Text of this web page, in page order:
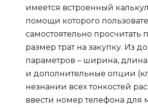
имеется встроенный
помощи которого
самостоятельно просчитать
размер трат на закупку. Из
параметров – ширина,
и дополнительные опции
незнании всех тонкостей
ввести номер телефона для